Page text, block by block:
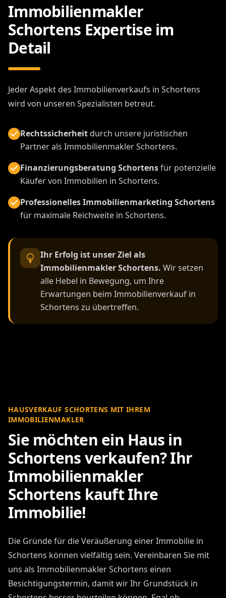
Immobilienmakler
Schortens Expertise im
Detail
Jeder Aspekt des Immobilienverkaufs in Schortens
wird von unseren Spezialisten betreut.
Rechtssicherheitdurch unsere juristischen
Partner als Immobilienmakler Schortens.
Finanzierungsberatung Schortensfür potenzielle
Käufer von Immobilien in Schortens.
Professionelles Immobilienmarketing Schortens
für maximale Reichweite in Schortens.
Ihr Erfolg ist unser Ziel als
Immobilienmakler Schortens. Wir setzen
alle Hebel in Bewegung, um Ihre
Erwartungen beim Immobilienverkauf in
Schortens zu übertreffen.
HAUSVERKAUF SCHORTENS MIT IHREM
IMMOBILIENMAKLER
Sie möchten ein Haus in
Schortens verkaufen? Ihr
Immobilienmakler
Schortens kauft Ihre
Immobilie!
Die Gründe für die Veräußerung einer Immobilie in
Schortens können vielfältig sein. Vereinbaren Sie mit
uns als Immobilienmakler Schortens einen
Besichtigungstermin, damit wir Ihr Grundstück in